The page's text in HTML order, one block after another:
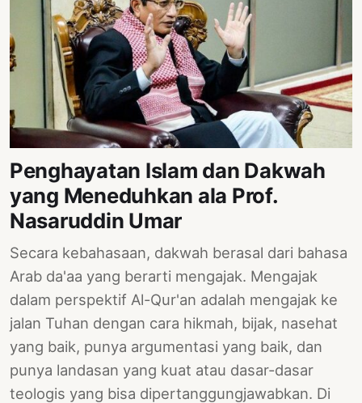
Penghayatan Islam dan Dakwah
yang Meneduhkan ala Prof.
Nasaruddin Umar
Secara kebahasaan, dakwah berasal dari bahasa
Arab da'aa yang berarti mengajak. Mengajak
dalam perspektif Al-Qur'an adalah mengajak ke
jalan Tuhan dengan cara hikmah, bijak, nasehat
yang baik, punya argumentasi yang baik, dan
punya landasan yang kuat atau dasar-dasar
teologis yang bisa dipertanggungjawabkan. Di